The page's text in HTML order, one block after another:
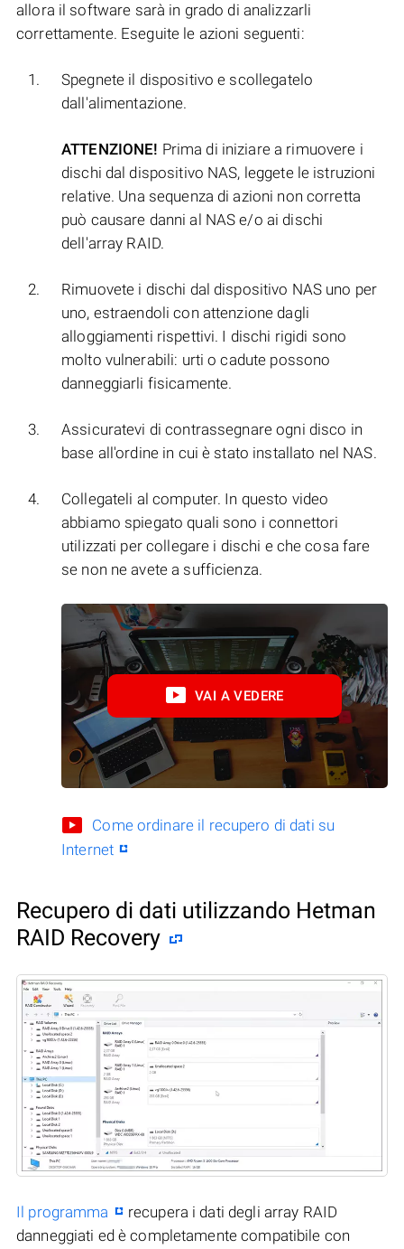
allora il software sarà in grado di analizzarli
correttamente. Eseguite le azioni seguenti:
Spegnete il dispositivo e scollegatelo
dall'alimentazione.
ATTENZIONE! Prima di iniziare a rimuovere i
dischi dal dispositivo NAS, leggete le istruzioni
relative. Una sequenza di azioni non corretta
può causare danni al NAS e/o ai dischi
dell'array RAID.
Rimuovete i dischi dal dispositivo NAS uno per
uno, estraendoli con attenzione dagli
alloggiamenti rispettivi. I dischi rigidi sono
molto vulnerabili: urti o cadute possono
danneggiarli fisicamente.
Assicuratevi di contrassegnare ogni disco in
base all'ordine in cui è stato installato nel NAS.
Collegateli al computer. In questo video
abbiamo spiegato quali sono i connettori
utilizzati per collegare i dischi e che cosa fare
se non ne avete a sufficienza.
VAI A VEDERE
Come ordinare il recupero di dati su
Internet
Recupero di dati utilizzando Hetman
RAID Recovery
Il programma
recupera i dati degli array RAID
danneggiati ed è completamente compatibile con